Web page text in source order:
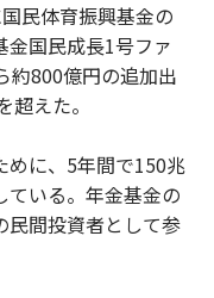
民体育振興基金の
国民成長1号ファ
約800億円の追加出
えた。
めに、5年間で150兆
ている。年金基金の
民間投資者として参